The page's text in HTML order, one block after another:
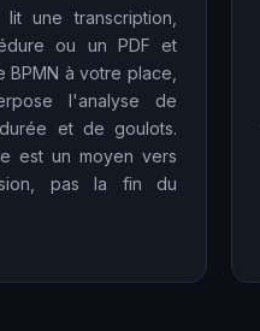
lit une transcription,
ou un PDF et
BPMN à votre place,
l'analyse de
et de goulots.
est un moyen vers
pas la fin du